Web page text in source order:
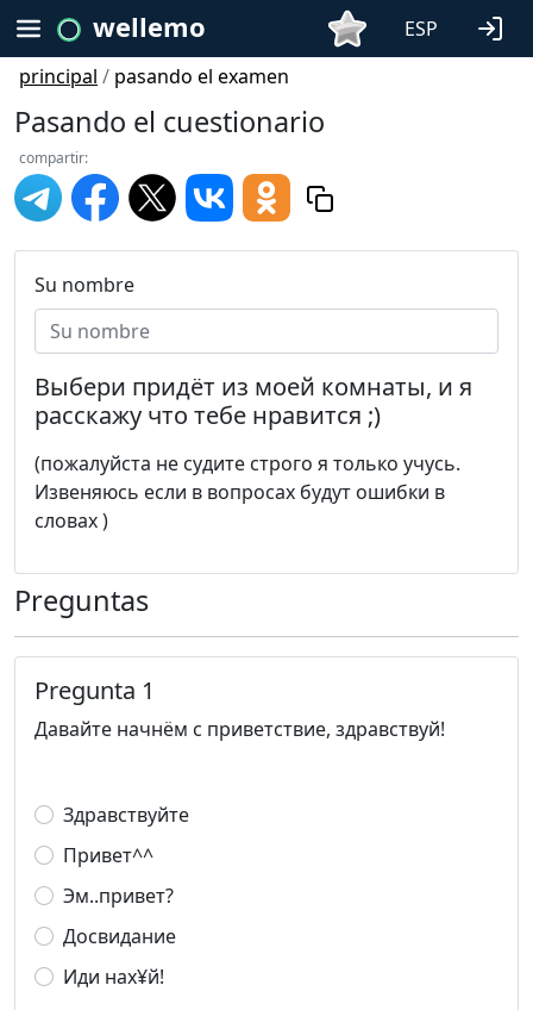
wellemo
ESP
principal / pasando el examen
Pasando el cuestionario
compartir:
Su nombre
Выбери придёт из моей комнаты, и я
расскажу что тебе нравится ;)
(пожалуйста не судите строго я только учусь.
Извеняюсь если в вопросах будут ошибки в
словах )
Preguntas
Pregunta 1
Давайте начнём с приветствие, здравствуй!
Здравствуйте
Привет^^
Эм..привет?
Досвидание
Иди нах¥й!